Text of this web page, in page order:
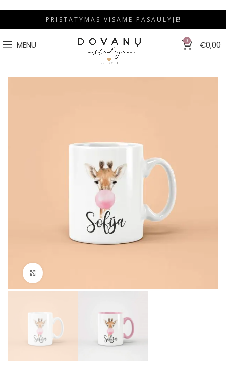
P R I S T A T Y M A S V I S A M E P A S A U L Y J E!
MENU 0 €0,00